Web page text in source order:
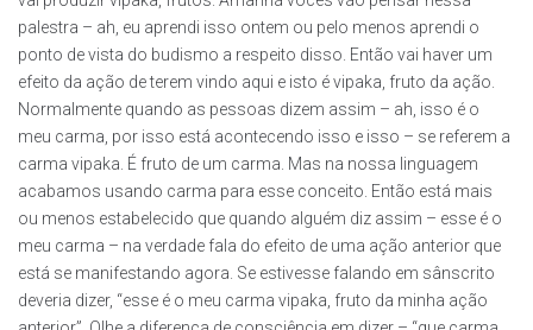
palestra – ah, eu aprendi isso ontem ou pelo menos aprendi o
ponto de vista do budismo a respeito disso. Então vai haver um
efeito da ação de terem vindo aqui e isto é vipaka, fruto da ação.
Normalmente quando as pessoas dizem assim – ah, isso é o
meu carma, por isso está acontecendo isso e isso – se referem a
carma vipaka. É fruto de um carma. Mas na nossa linguagem
acabamos usando carma para esse conceito. Então está mais
ou menos estabelecido que quando alguém diz assim – esse é o
meu carma – na verdade fala do efeito de uma ação anterior que
está se manifestando agora. Se estivesse falando em sânscrito
deveria dizer, “esse é o meu carma vipaka, fruto da minha ação